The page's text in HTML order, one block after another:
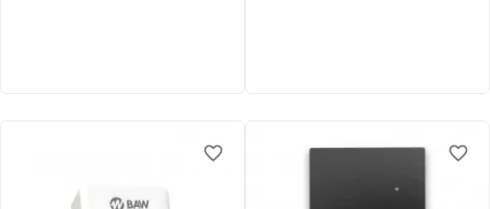
favorite_border
favorite_border
favorite_border favorite_border
favorite_border
favorite_border